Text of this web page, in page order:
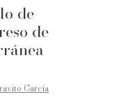
de
de
García